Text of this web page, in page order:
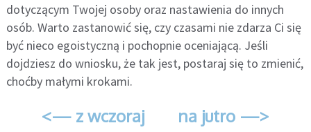
dotyczącym Twojej osoby oraz nastawienia do innych
osób. Warto zastanowić się, czy czasami nie zdarza Ci się
być nieco egoistyczną i pochopnie oceniającą. Jeśli
dojdziesz do wniosku, że tak jest, postaraj się to zmienić,
choćby małymi krokami.
<— z wczoraj na jutro —>